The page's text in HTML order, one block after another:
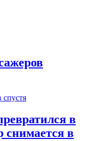
спустя
в
снимается в